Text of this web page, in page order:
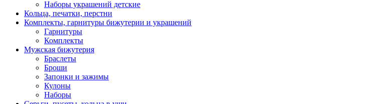
Наборы украшений детские
Кольца, печатки, перстни
Комплекты, гарнитуры бижутерии и украшений
Гарнитуры
Комплекты
Мужская бижутерия
Браслеты
Броши
Запонки и зажимы
Кулоны
Наборы